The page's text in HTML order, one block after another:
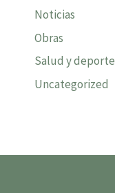
Noticias
Obras
Salud y deporte
Uncategorized